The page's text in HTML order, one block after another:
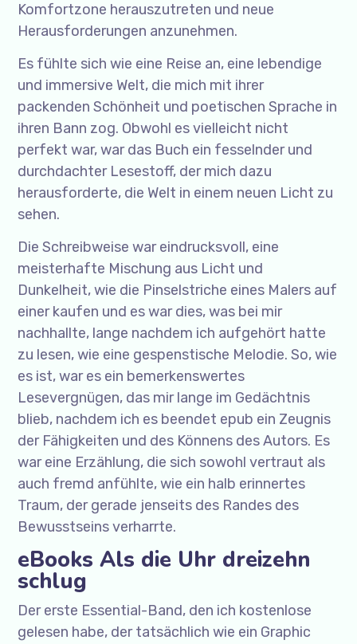
Komfortzone herauszutreten und neue
Herausforderungen anzunehmen.
Es fühlte sich wie eine Reise an, eine lebendige
und immersive Welt, die mich mit ihrer
packenden Schönheit und poetischen Sprache in
ihren Bann zog. Obwohl es vielleicht nicht
perfekt war, war das Buch ein fesselnder und
durchdachter Lesestoff, der mich dazu
herausforderte, die Welt in einem neuen Licht zu
sehen.
Die Schreibweise war eindrucksvoll, eine
meisterhafte Mischung aus Licht und
Dunkelheit, wie die Pinselstriche eines Malers auf
einer kaufen und es war dies, was bei mir
nachhallte, lange nachdem ich aufgehört hatte
zu lesen, wie eine gespenstische Melodie. So, wie
es ist, war es ein bemerkenswertes
Lesevergnügen, das mir lange im Gedächtnis
blieb, nachdem ich es beendet epub ein Zeugnis
der Fähigkeiten und des Könnens des Autors. Es
war eine Erzählung, die sich sowohl vertraut als
auch fremd anfühlte, wie ein halb erinnertes
Traum, der gerade jenseits des Randes des
Bewusstseins verharrte.
eBooks Als die Uhr dreizehn
schlug
Der erste Essential-Band, den ich kostenlose
gelesen habe, der tatsächlich wie ein Graphic